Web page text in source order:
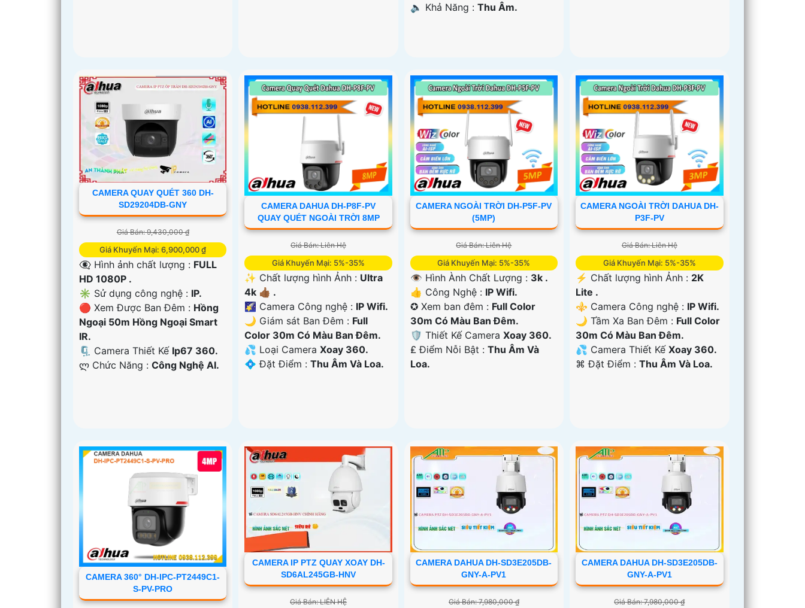
️🔈 Khả Năng : Thu Âm.
CAMERA QUAY QUÉT 360 DH-
SD29204DB-GNY
Giá Bán: 9,430,000 ₫
Giá Khuyến Mại: 6,900,000 ₫
👁️‍🗨 Hình ảnh chất lượng : FULL
HD 1080P .
✳️ Sử dụng công nghệ : IP.
🔴 Xem Được Ban Đêm : Hồng
Ngoại 50m Hồng Ngoại Smart
IR.
🗜️ Camera Thiết Kế Ip67 360.
️ლ Chức Năng : Công Nghệ AI.
CAMERA DAHUA DH-P8F-PV
QUAY QUÉT NGOÀI TRỜI 8MP
Giá Bán: Liên Hệ
Giá Khuyến Mại: 5%-35%
✨ Chất lượng hình Ảnh : Ultra
4k 👍🏾 .
🌠 Camera Công nghệ : IP Wifi.
🌙 Giám sát Ban Đêm : Full
Color 30m Có Màu Ban Ðêm.
💦 Loại CameraXoay 360.
️💠 Đặt Điểm :Thu Âm Và Loa.
CAMERA NGOÀI TRỜI DH-P5F-PV
(5MP)
Giá Bán: Liên Hệ
Giá Khuyến Mại: 5%-35%
👁 Hình Ành Chất Lượng : 3k .
👍 Công Nghệ : IP Wifi.
✪ Xem ban đêm : Full Color
30m Có Màu Ban Ðêm.
🛡 Thiết Kế Camera Xoay 360.
️₤ Điểm Nỗi Bật : Thu Âm Và
Loa.
CAMERA NGOÀI TRỜI DAHUA DH-
P3F-PV
Giá Bán: Liên Hệ
Giá Khuyến Mại: 5%-35%
️⚡ Chất lượng hình Ảnh : 2K
Lite .
⚜️ Camera Công nghệ : IP Wifi.
🌙 Tầm Xa Ban Đêm : Full Color
30m Có Màu Ban Ðêm.
💦 Camera Thiết KếXoay 360.
️⌘ Đặt Điểm :Thu Âm Và Loa.
CAMERA 360° DH-IPC-PT2449C1-
S-PV-PRO
CAMERA IP PTZ QUAY XOAY DH-
SD6AL245GB-HNV
Giá Bán: LIÊN HỆ
CAMERA DAHUA DH-SD3E205DB-
GNY-A-PV1
Giá Bán: 7,980,000 ₫
CAMERA DAHUA DH-SD3E205DB-
GNY-A-PV1
Giá Bán: 7,980,000 ₫